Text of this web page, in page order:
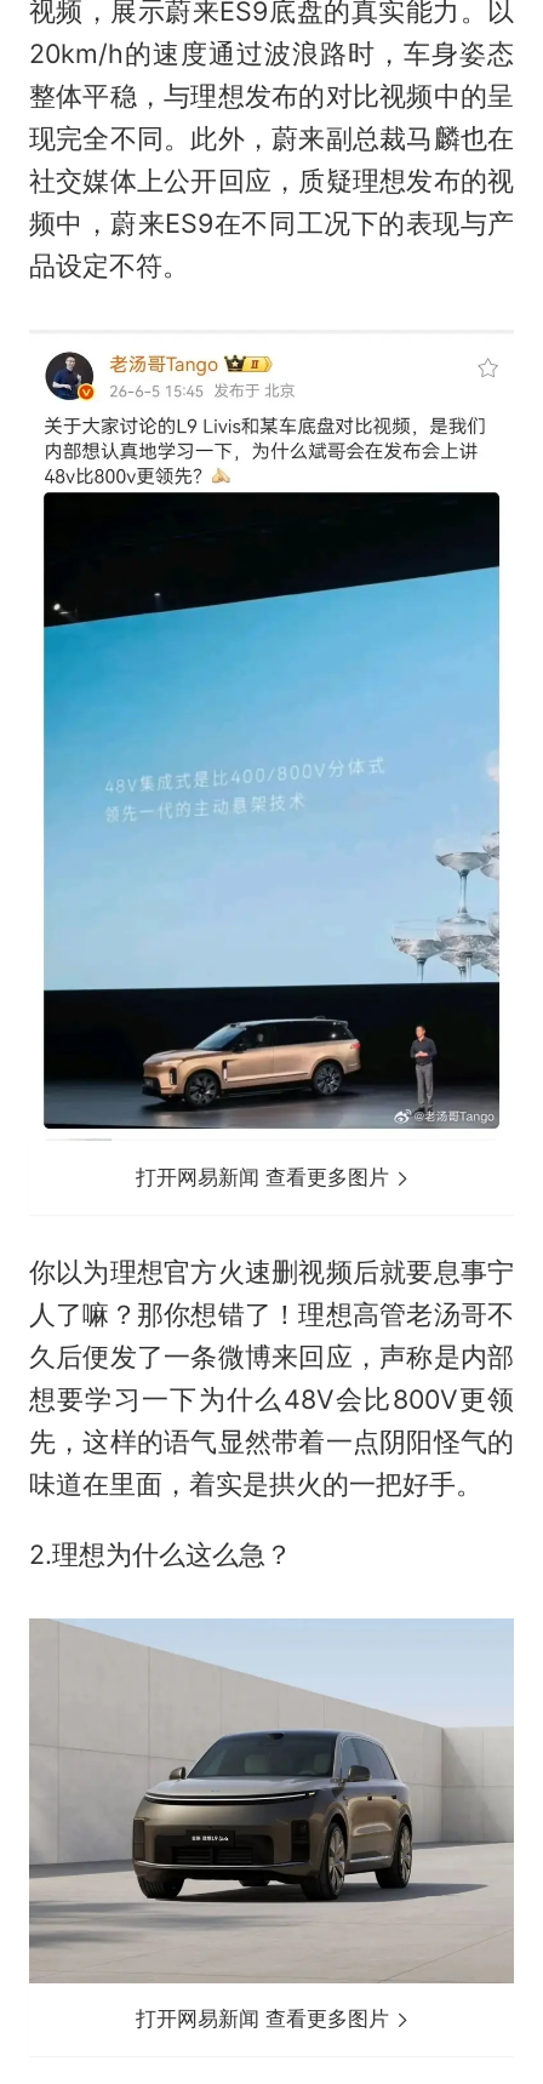
视频，展示蔚来ES9底盘的真实能力。以
20km/h的速度通过波浪路时，车身姿态
整体平稳，与理想发布的对比视频中的呈
现完全不同。此外，蔚来副总裁马麟也在
社交媒体上公开回应，质疑理想发布的视
频中，蔚来ES9在不同工况下的表现与产
品设定不符。
打开网易新闻 查看更多图片
你以为理想官方火速删视频后就要息事宁
人了嘛？那你想错了！理想高管老汤哥不
久后便发了一条微博来回应，声称是内部
想要学习一下为什么48V会比800V更领
先，这样的语气显然带着一点阴阳怪气的
味道在里面，着实是拱火的一把好手。
2.理想为什么这么急？
打开网易新闻 查看更多图片